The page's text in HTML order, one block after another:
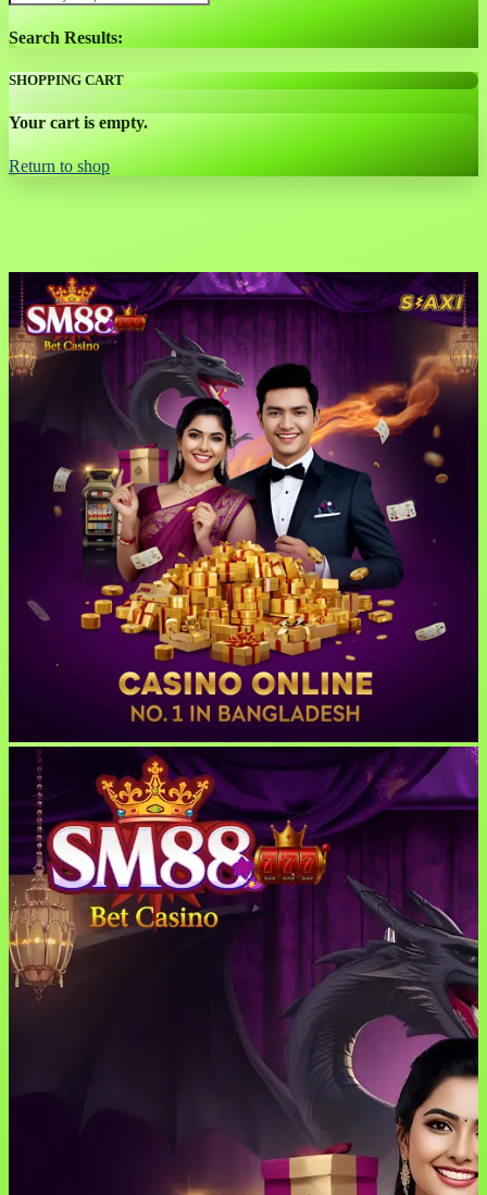
Search Results:
SHOPPING CART
Your cart is empty.
Return to shop